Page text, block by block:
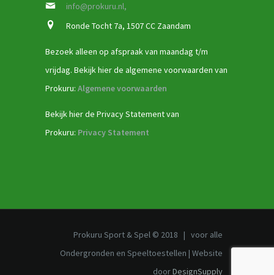
info@prokuru.nl,
Ronde Tocht 7a, 1507 CC Zaandam
Bezoek alleen op afspraak van maandag t/m
vrijdag. Bekijk hier de algemene voorwaarden van
Prokuru: Algemene voorwaarden
Bekijk hier de Privacy Statement van
Prokuru: Privacy Statement
Prokuru Sport & Spel © 2018 | voor alle
Ondergronden en Speeltoestellen | Website
doorDesignSupply